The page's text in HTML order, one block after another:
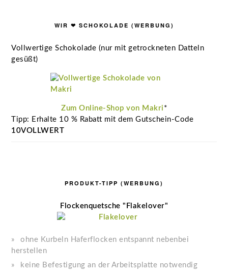
WIR ❤ SCHOKOLADE (WERBUNG)
Vollwertige Schokolade (nur mit getrockneten Datteln
gesüßt)
Zum Online-Shop von Makri *
Tipp: Erhalte 10 % Rabatt mit dem Gutschein-Code
10VOLLWERT
PRODUKT-TIPP (WERBUNG)
Flockenquetsche "Flakelover"
ohne Kurbeln Haferflocken entspannt nebenbei
herstellen
keine Befestigung an der Arbeitsplatte notwendig